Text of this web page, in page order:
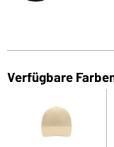
Verfügbare